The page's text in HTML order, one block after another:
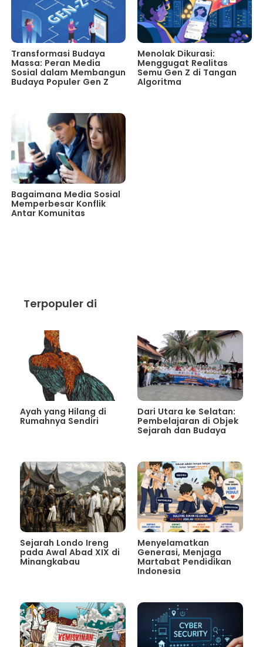
Transformasi Budaya
Massa: Peran Media
Sosial dalam Membangun
Budaya Populer Gen Z
Menolak Dikurasi:
Menggugat Realitas
Semu Gen Z di Tangan
Algoritma
Bagaimana Media Sosial
Memperbesar Konflik
Antar Komunitas
Terpopuler di
Ayah yang Hilang di
Rumahnya Sendiri
Dari Utara ke Selatan:
Pembelajaran di Objek
Sejarah dan Budaya
Sejarah Londo Ireng
pada Awal Abad XIX di
Minangkabau
Menyelamatkan
Generasi, Menjaga
Martabat Pendidikan
Indonesia